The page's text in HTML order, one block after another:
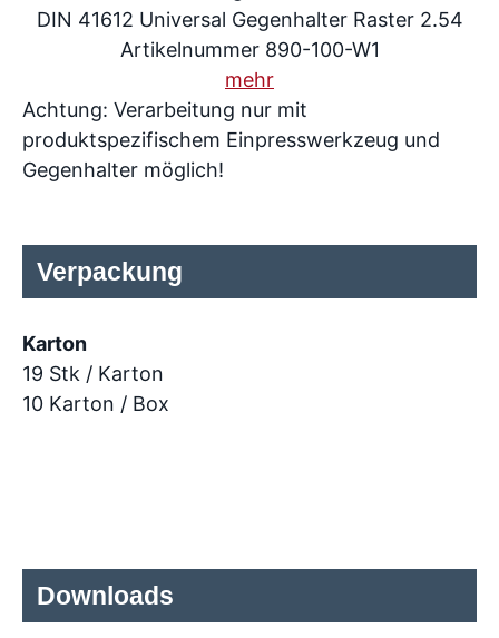
DIN 41612 Universal Gegenhalter Raster 2.54
Artikelnummer 890-100-W1
mehr
Achtung: Verarbeitung nur mit
produktspezifischem Einpresswerkzeug und
Gegenhalter möglich!
Verpackung
Karton
19 Stk / Karton
10 Karton / Box
Downloads